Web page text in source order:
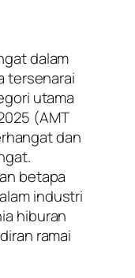
dalam
tersenarai
utama
(AMT
dan
betapa
industri
hiburan
ramai